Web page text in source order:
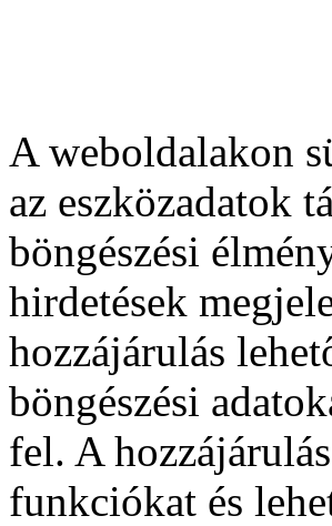
A weboldalakon
az eszközadatok
böngészési
hirdetések
hozzájárulás
böngészési
fel. A
funkciókat és